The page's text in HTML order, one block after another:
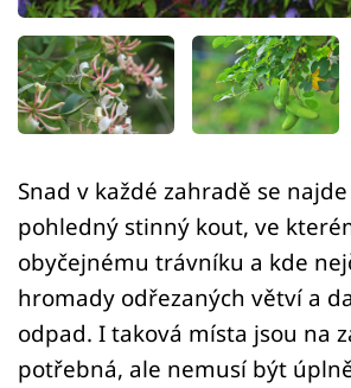
Sledujte nás
Snad v každé zahradě se
pohledný stinný kout, ve
obyčejnému trávníku a kde
hromady odřezaných větví a
odpad. I taková místa jsou na
potřebná, ale nemusí být